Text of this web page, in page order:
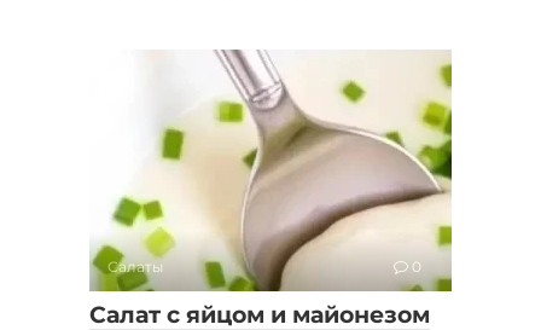
Салаты 0
Салат с яйцом и майонезом